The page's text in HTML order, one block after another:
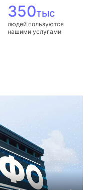
350тыс
людей пользуются
нашими услугами